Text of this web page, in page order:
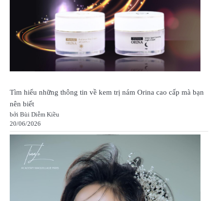
Tìm hiểu những thông tin về kem trị nám Orina cao cấp mà bạn
nên biết
bởi Bùi Diễm Kiều
20/06/2026